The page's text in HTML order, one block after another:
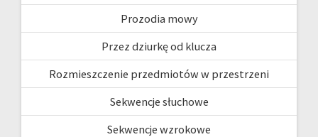
Prozodia mowy
Przez dziurkę od klucza
Rozmieszczenie przedmiotów w przestrzeni
Sekwencje słuchowe
Sekwencje wzrokowe